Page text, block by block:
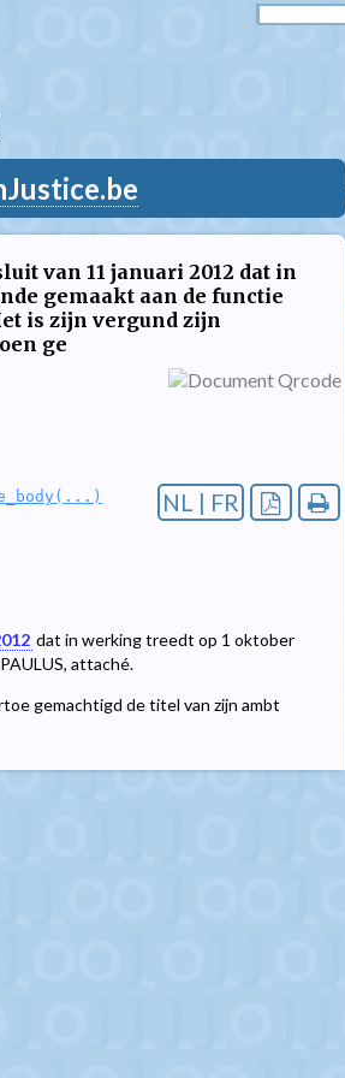
van 11 januari 2012 dat in
gemaakt aan de functie
is zijn vergund zijn
ge
NL | FR
dat in werking treedt op 1 oktober
attaché.
gemachtigd de titel van zijn ambt